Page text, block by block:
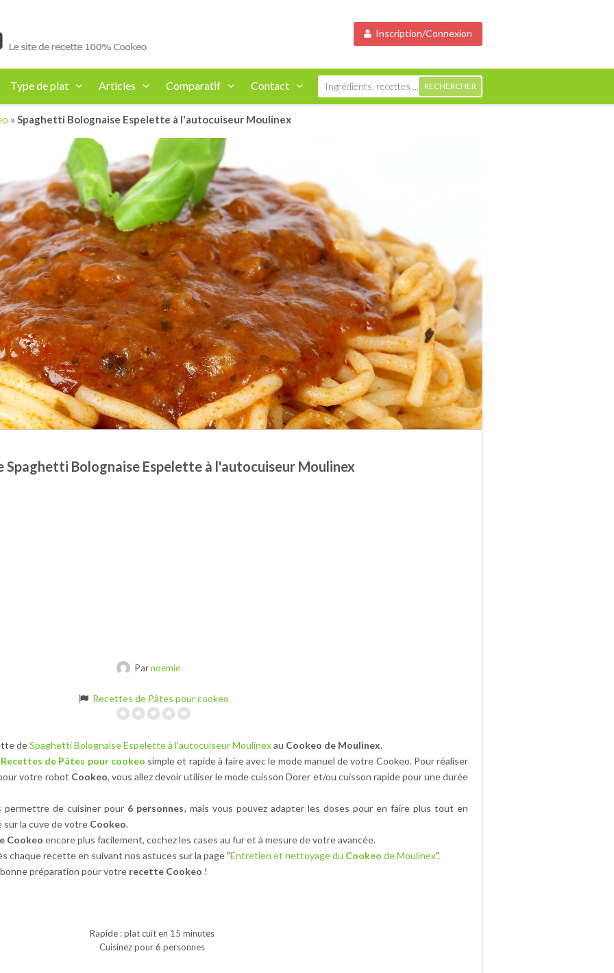
Inscription/Connexion
Type de plat Articles Comparatif Contact
» Spaghetti Bolognaise Espelette à l'autocuiseur Moulinex
Spaghetti Bolognaise Espelette à l'autocuiseur Moulinex
Parnoemie
Recettes de Pâtes pour cookeo
deSpaghetti Bolognaise Espelette à l'autocuiseur Moulinexau Cookeo de Moulinex.
Recettes de Pâtes pour cookeo simple et rapide à faire avec le mode manuel de votre Cookeo. Pour réaliser
votre robot Cookeo, vous allez devoir utiliser le mode cuisson Dorer et/ou cuisson rapide pour une durée
permettre de cuisiner pour 6 personnes, mais vous pouvez adapter les doses pour en faire plus tout en
sur la cuve de votre Cookeo.
Cookeo encore plus facilement, cochez les cases au fur et à mesure de votre avancée.
chaque recette en suivant nos astuces sur la page "Entretien et nettoyage du Cookeo de Moulinex".
préparation pour votre recette Cookeo !
Rapide : plat cuit en 15 minutes
Cuisinez pour 6 personnes